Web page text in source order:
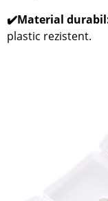
✔️Material
plastic rezistent.